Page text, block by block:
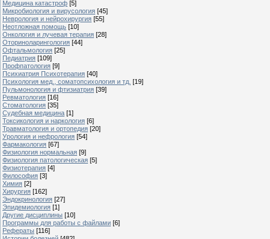
Медицина катастроф [5]
Микробиология и вирусология [45]
Неврология и нейрохирургия [55]
Неотложная помощь [10]
Онкология и лучевая терапия [28]
Оториноларингология [44]
Офтальмология [25]
Педиатрия [109]
Профпатология [9]
Психиатрия Психотерапия [40]
Психология мед., соматопсихология и тд. [19]
Пульмонология и фтизиатрия [39]
Ревматология [16]
Стоматология [35]
Судебная медицина [1]
Токсикология и наркология [6]
Травматология и ортопедия [20]
Урология и нефрология [54]
Фармакология [67]
Физиология нормальная [9]
Физиология патологическая [5]
Физиотерапия [4]
Философия [3]
Химия [2]
Хирургия [162]
Эндокринология [27]
Эпидемиология [1]
Другие дисциплины [10]
Программы для работы с файлами [6]
Рефераты [116]